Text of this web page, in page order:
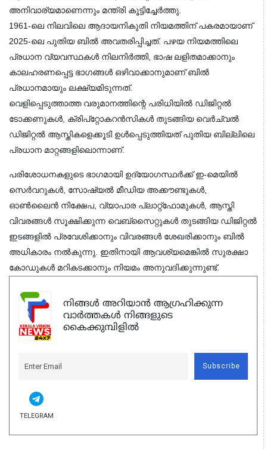
അനിവാര്യമാണെന്നും മന്ത്രി കൂട്ടിച്ചേർത്തു.
1961-ലെ നിലവിലെ ആദായനികുതി നിയമത്തിന് പകരമായാണ്
2025-ലെ പുതിയ ബിൽ അവതരിപ്പിച്ചത്. പഴയ നിയമത്തിലെ
പ്രധാന വ്യവസ്ഥകൾ നിലനിർത്തി, ഭാഷ ലളിതമാക്കാനും
കാലഹരണപ്പെട്ട ഭാഗങ്ങൾ ഒഴിവാക്കാനുമാണ് ബിൽ
പ്രധാനമായും ലക്ഷ്യമിടുന്നത്.
വെളിപ്പെടുത്താത്ത വരുമാനത്തിന്റെ പരിധിയിൽ ഡിജിറ്റൽ
ടോക്കണുകൾ, ക്രിപ്റ്റോകറൻസികൾ തുടങ്ങിയ വെർച്വൽ
ഡിജിറ്റൽ ആസ്തികളെക്കൂടി ഉൾപ്പെടുത്തിയത് പുതിയ ബില്ലിലെ
പ്രധാന മാറ്റങ്ങളിലൊന്നാണ്.
പരിശോധനകളുടെ ഭാഗമായി ഉദ്യോഗസ്ഥർക്ക് ഇ-മെയിൽ
സെർവറുകൾ, സോഷ്യൽ മീഡിയ അക്കൗണ്ടുകൾ,
ഓൺലൈൻ നിക്ഷേപ, വ്യാപാര പ്ലാറ്റ്‌ഫോമുകൾ, ആസ്തി
വിവരങ്ങൾ സൂക്ഷിക്കുന്ന വെബ്‌സൈറ്റുകൾ തുടങ്ങിയ ഡിജിറ്റൽ
ഇടങ്ങളിൽ പ്രവേശിക്കാനും വിവരങ്ങൾ ശേഖരിക്കാനും ബിൽ
അധികാരം നൽകുന്നു. ഇതിനായി ആവശ്യമെങ്കിൽ സുരക്ഷാ
കോഡുകൾ മറികടക്കാനും നിയമം അനുവദിക്കുന്നുണ്ട്.
നിങ്ങൾ അറിയാൻ ആഗ്രഹിക്കുന്ന
വാർത്തകൾ നിങ്ങളുടെ
കൈക്കുമ്പിളിൽ
Subscribe
TELEGRAM